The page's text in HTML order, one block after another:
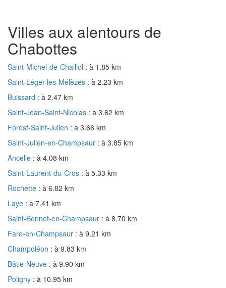
Villes aux alentours de
Chabottes
Saint-Michel-de-Chaillol : à 1.85 km
Saint-Léger-les-Mélèzes : à 2.23 km
Buissard : à 2.47 km
Saint-Jean-Saint-Nicolas : à 3.62 km
Forest-Saint-Julien : à 3.66 km
Saint-Julien-en-Champsaur : à 3.85 km
Ancelle : à 4.08 km
Saint-Laurent-du-Cros : à 5.33 km
Rochette : à 6.82 km
Laye : à 7.41 km
Saint-Bonnet-en-Champsaur : à 8.70 km
Fare-en-Champsaur : à 9.21 km
Champoléon : à 9.83 km
Bâtie-Neuve : à 9.90 km
Poligny : à 10.95 km